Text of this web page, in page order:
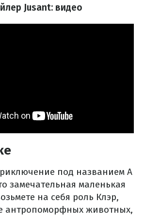
Jusant: видео
под названием A
замечательная маленькая
на себя роль Клэр,
антропоморфных животных,